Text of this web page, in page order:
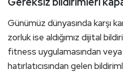
Günümüz dünyasında karşı
zorluk ise aldığımız dijital
fitness uygulamasından
hatırlatıcısından gelen